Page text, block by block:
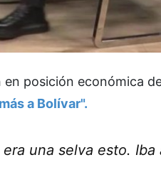
posición económica
a Bolívar".
una selva esto.